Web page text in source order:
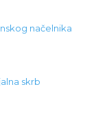
načelnika
skrb